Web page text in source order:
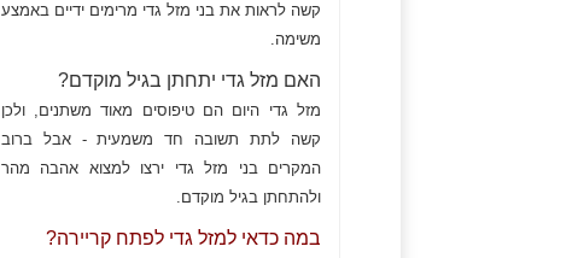
קשה לראות את בני מזל גדי מרימים ידיים באמצע
משימה.
האם מזל גדי יתחתן בגיל מוקדם?
מזל גדי היום הם טיפוסים מאוד משתנים, ולכן
קשה לתת תשובה חד משמעית - אבל ברוב
המקרים בני מזל גדי ירצו למצוא אהבה מהר
ולהתחתן בגיל מוקדם.
במה כדאי למזל גדי לפתח קריירה?